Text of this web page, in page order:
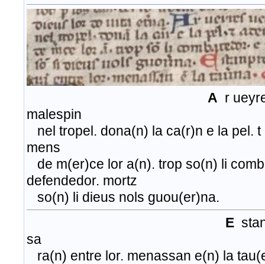
A r
malespin
nel tropel. dona(n) la ca(r)n e la pel. t
mens
de m(er)ce lor a(n). trop so(n) li
defendedor. mortz
so(n) li dieus nols guou(er)na.
E
sa
ra(n) entre lor. menassan e(n) la